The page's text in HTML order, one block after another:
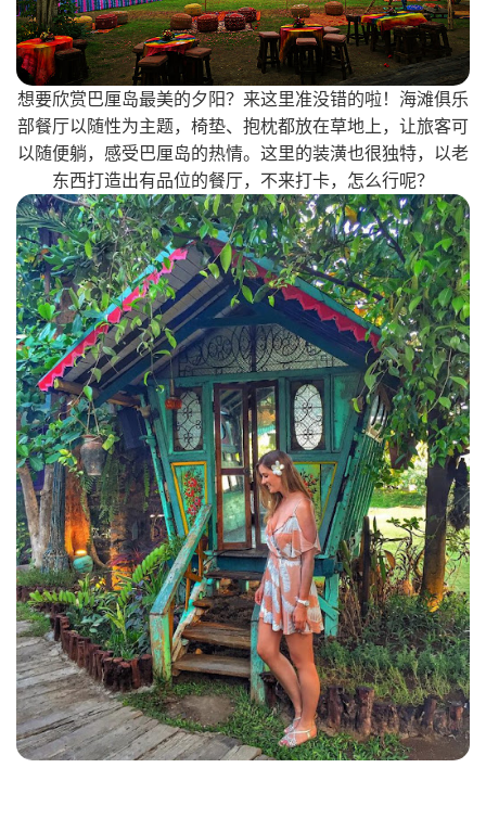
想要欣赏巴厘岛最美的夕阳？来这里准没错的啦！海滩俱乐
部餐厅以随性为主题，椅垫、抱枕都放在草地上，让旅客可
以随便躺，感受巴厘岛的热情。这里的装潢也很独特，以老
东西打造出有品位的餐厅，不来打卡，怎么行呢？